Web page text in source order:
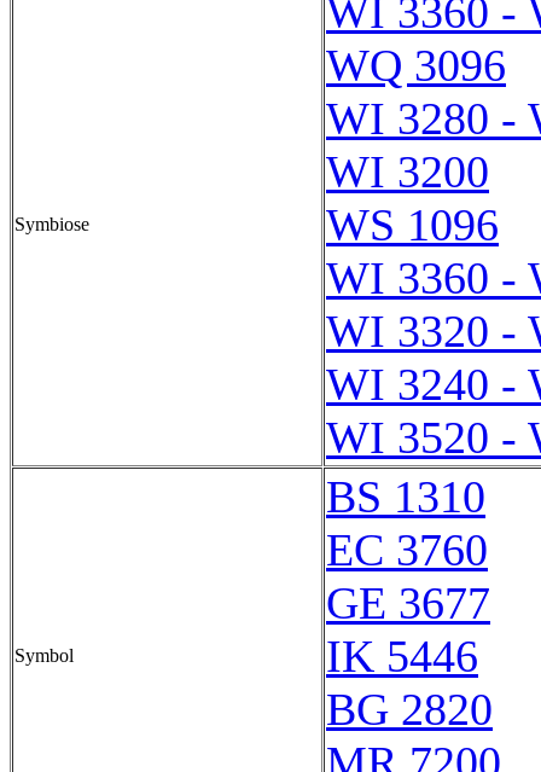
Symbiose
WI 3360 -
WQ 3096
WI 3280 -
WI 3200
WS 1096
WI 3360 -
WI 3320 -
WI 3240 -
WI 3520 -
Symbol
BS 1310
EC 3760
GE 3677
IK 5446
BG 2820